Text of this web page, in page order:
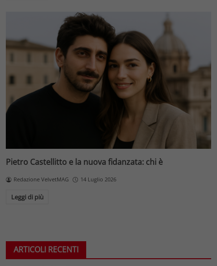
Pietro Castellitto e la nuova fidanzata: chi è
Redazione VelvetMAG 14 Luglio 2026
Leggi di più
ARTICOLI RECENTI